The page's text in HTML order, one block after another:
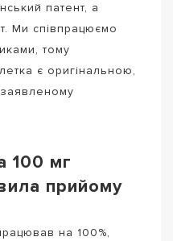
патент, а
Ми співпрацюємо
тому
є оригінальною,
100 мг
прийому
на 100%,